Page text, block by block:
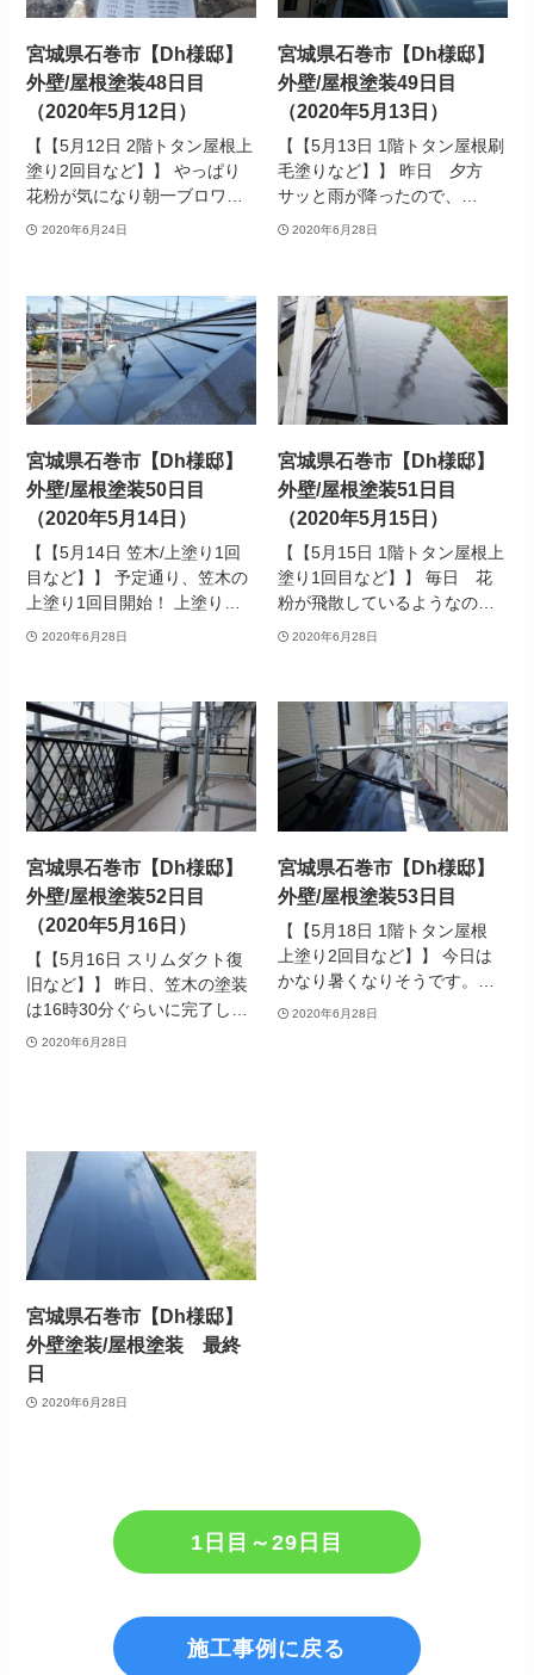
宮城県石巻市【Dh様邸】
外壁/屋根塗装48日目
（2020年5月12日）
【【5月12日 2階トタン屋根上
塗り2回目など】】 やっぱり
花粉が気になり朝一ブロワ…
2020年6月24日
宮城県石巻市【Dh様邸】
外壁/屋根塗装49日目
（2020年5月13日）
【【5月13日 1階トタン屋根刷
毛塗りなど】】 昨日 夕方
サッと雨が降ったので、…
2020年6月28日
宮城県石巻市【Dh様邸】
外壁/屋根塗装50日目
（2020年5月14日）
【【5月14日 笠木/上塗り1回
目など】】 予定通り、笠木の
上塗り1回目開始！ 上塗り…
2020年6月28日
宮城県石巻市【Dh様邸】
外壁/屋根塗装51日目
（2020年5月15日）
【【5月15日 1階トタン屋根上
塗り1回目など】】 毎日 花
粉が飛散しているようなの…
2020年6月28日
宮城県石巻市【Dh様邸】
外壁/屋根塗装52日目
（2020年5月16日）
【【5月16日 スリムダクト復
旧など】】 昨日、笠木の塗装
は16時30分ぐらいに完了し…
2020年6月28日
宮城県石巻市【Dh様邸】
外壁/屋根塗装53日目
【【5月18日 1階トタン屋根
上塗り2回目など】】 今日は
かなり暑くなりそうです。…
2020年6月28日
宮城県石巻市【Dh様邸】
外壁塗装/屋根塗装 最終
日
2020年6月28日
1日目～29日目
施工事例に戻る